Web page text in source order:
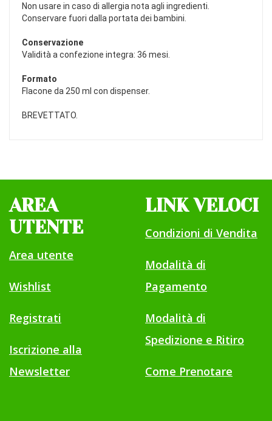
Non usare in caso di allergia nota agli ingredienti.
Conservare fuori dalla portata dei bambini.
Conservazione
Validità a confezione integra: 36 mesi.
Formato
Flacone da 250 ml con dispenser.
BREVETTATO.
AREA
UTENTE
Area utente
Wishlist
Registrati
Iscrizione alla
Newsletter
LINK VELOCI
Condizioni di Vendita
Modalità di
Pagamento
Modalità di
Spedizione e Ritiro
Come Prenotare